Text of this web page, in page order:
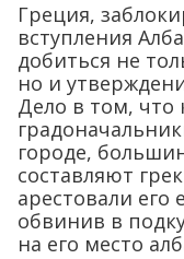
Греция,
вступления
добиться не
но и
Дело в том, что
городе,
составляют
арестовали его
обвинив в
на его место